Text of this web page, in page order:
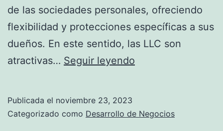
e
f
i
i
de las sociedades personales, ofreciendo
flexibilidad y protecciones específicas a sus
dueños. En este sentido, las LLC son
atractivas… Seguir leyendo
c
Publicada el noviembre 23, 2023
Categorizado como Desarrollo de Negocios